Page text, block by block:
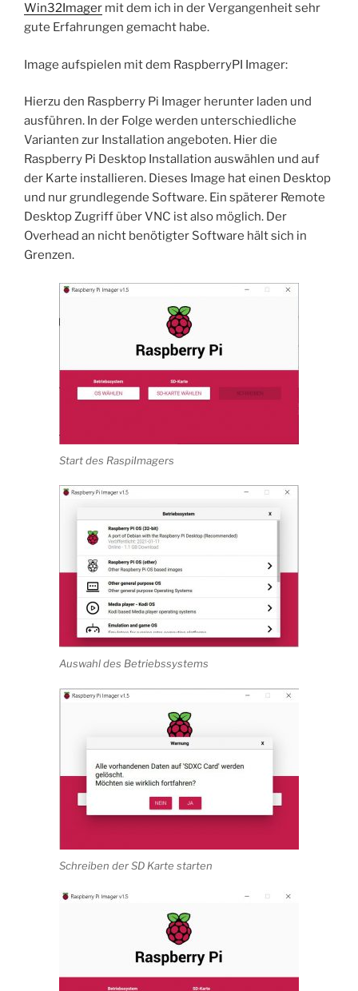
Win32Imager mit dem ich in der Vergangenheit sehr
gute Erfahrungen gemacht habe.
Image aufspielen mit dem RaspberryPI Imager:
Hierzu den Raspberry Pi Imager herunter laden und
ausführen. In der Folge werden unterschiedliche
Varianten zur Installation angeboten. Hier die
Raspberry Pi Desktop Installation auswählen und auf
der Karte installieren. Dieses Image hat einen Desktop
und nur grundlegende Software. Ein späterer Remote
Desktop Zugriff über VNC ist also möglich. Der
Overhead an nicht benötigter Software hält sich in
Grenzen.
Start des RaspiImagers
Auswahl des Betriebssystems
Schreiben der SD Karte starten